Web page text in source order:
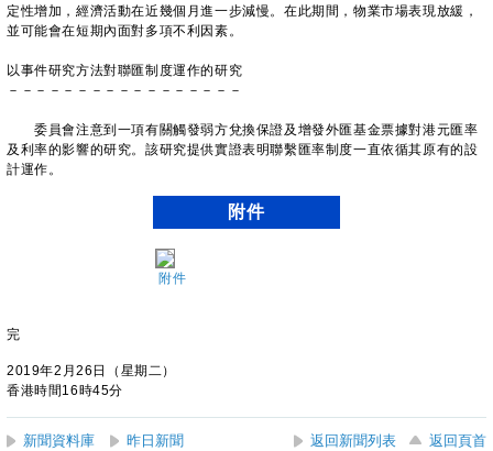
定性增加，經濟活動在近幾個月進一步減慢。在此期間，物業市場表現放緩，
並可能會在短期內面對多項不利因素。
以事件研究方法對聯匯制度運作的研究
－－－－－－－－－－－－－－－－－
委員會注意到一項有關觸發弱方兌換保證及增發外匯基金票據對港元匯率
及利率的影響的研究。該研究提供實證表明聯繫匯率制度一直依循其原有的設
計運作。
附件
附件
完
2019年2月26日（星期二）
香港時間16時45分
新聞資料庫 昨日新聞 返回新聞列表 返回頁首